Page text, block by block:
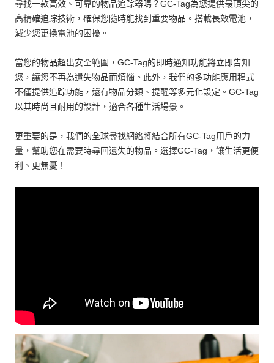
尋找一款高效、可靠的物品追踪器嗎？GC-Tag為您提供最頂尖的
高精確追踪技術，確保您隨時能找到重要物品。搭載長效電池，
減少您更換電池的困擾。
當您的物品超出安全範圍，GC-Tag的即時通知功能將立即告知
您，讓您不再為遺失物品而煩惱。此外，我們的多功能應用程式
不僅提供追踪功能，還有物品分類、提醒等多元化設定。GC-Tag
以其時尚且耐用的設計，適合各種生活場景。
更重要的是，我們的全球尋找網絡將結合所有GC-Tag用戶的力
量，幫助您在需要時尋回遺失的物品。選擇GC-Tag，讓生活更便
利、更無憂！